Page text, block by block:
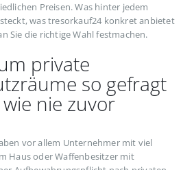
Preisen. Was hinter jedem
was tresorkauf24 konkret anbietet
Sie die richtige Wahl festmachen.
private
so gefragt
nie zuvor
vor allem Unternehmer mit viel
Haus oder Waffenbesitzer mit